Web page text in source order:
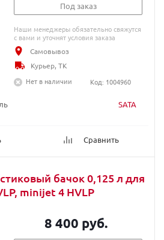
SATA
Сравнить
Под заказ
Наши менеджеры обязательно свяжутся
с вами и уточнят условия заказа
Самовывоз
Курьер, ТК
Нет в наличии
Код: 1004960
бачок 0,125 л для
minijet 4 HVLP
8 400 руб.